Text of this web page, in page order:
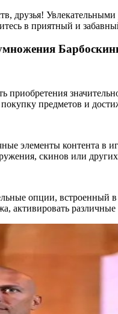
друзья!
в приятный и
приобретения
предметов и
элементы контента
скинов или
опции, встроенный
активировать